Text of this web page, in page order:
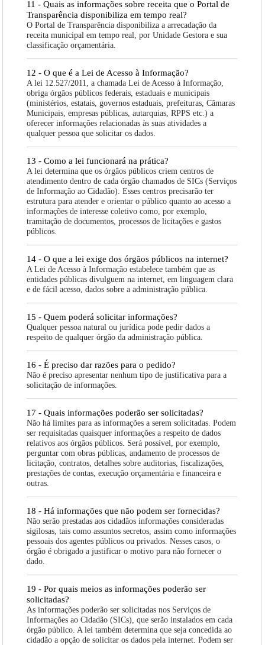
11 - Quais as informações sobre receita que o Portal de
Transparência disponibiliza em tempo real?
O Portal de Transparência disponibiliza a arrecadação da
receita municipal em tempo real, por Unidade Gestora e sua
classificação orçamentária.
12 - O que é a Lei de Acesso à Informação?
A lei 12.527/2011, a chamada Lei de Acesso à Informação,
obriga órgãos públicos federais, estaduais e municipais
(ministérios, estatais, governos estaduais, prefeituras, Câmaras
Municipais, empresas públicas, autarquias, RPPS etc.) a
oferecer informações relacionadas às suas atividades a
qualquer pessoa que solicitar os dados.
13 - Como a lei funcionará na prática?
A lei determina que os órgãos públicos criem centros de
atendimento dentro de cada órgão chamados de SICs (Serviços
de Informação ao Cidadão). Esses centros precisarão ter
estrutura para atender e orientar o público quanto ao acesso a
informações de interesse coletivo como, por exemplo,
tramitação de documentos, processos de licitações e gastos
públicos.
14 - O que a lei exige dos órgãos públicos na internet?
A Lei de Acesso à Informação estabelece também que as
entidades públicas divulguem na internet, em linguagem clara
e de fácil acesso, dados sobre a administração pública.
15 - Quem poderá solicitar informações?
Qualquer pessoa natural ou jurídica pode pedir dados a
respeito de qualquer órgão da administração pública.
16 - É preciso dar razões para o pedido?
Não é preciso apresentar nenhum tipo de justificativa para a
solicitação de informações.
17 - Quais informações poderão ser solicitadas?
Não há limites para as informações a serem solicitadas. Podem
ser requisitadas quaisquer informações a respeito de dados
relativos aos órgãos públicos. Será possível, por exemplo,
perguntar com obras públicas, andamento de processos de
licitação, contratos, detalhes sobre auditorias, fiscalizações,
prestações de contas, execução orçamentária e financeira e
outras.
18 - Há informações que não podem ser fornecidas?
Não serão prestadas aos cidadãos informações consideradas
sigilosas, tais como assuntos secretos, assim como informações
pessoais dos agentes públicos ou privados. Nesses casos, o
órgão é obrigado a justificar o motivo para não fornecer o
dado.
19 - Por quais meios as informações poderão ser
solicitadas?
As informações poderão ser solicitadas nos Serviços de
Informações ao Cidadão (SICs), que serão instalados em cada
órgão público. A lei também determina que seja concedida ao
cidadão a opção de solicitar os dados pela internet. Podem ser